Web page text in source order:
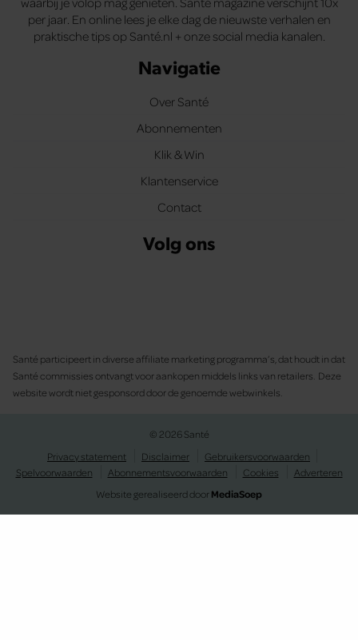
per jaar. En online lees je elke dag de nieuwste verhalen en
praktische tips op Santé.nl + onze social media kanalen.
Navigatie
Over Santé
Abonnementen
Klik & Win
Klantenservice
Contact
Volg ons
Santé participeert in diverse affiliate marketing programma’s, dat houdt in dat
Santé commissies ontvangt voor aankopen middels links van retailers. Deze
website wordt niet gesponsord door de genoemde webwinkels.
© 2026 Santé
Privacy statement
Disclaimer
Gebruikersvoorwaarden
Spelvoorwaarden
Abonnementsvoorwaarden Cookies
Adverteren
Website gerealiseerd doorMediaSoep